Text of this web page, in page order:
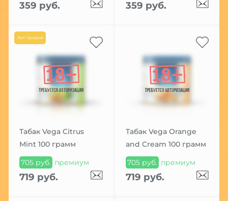
359 руб. 359 руб.
Хит продаж
Табак Vega Citrus
Mint 100 грамм
705 руб. премиум
719 руб.
Табак Vega Orange
and Cream 100 грамм
705 руб. премиум
719 руб.